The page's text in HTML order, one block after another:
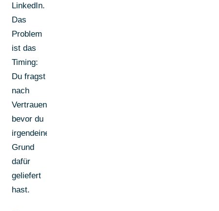
LinkedIn.
Das
Problem
ist das
Timing:
Du fragst
nach
Vertrauen,
bevor du
irgendeinen
Grund
dafür
geliefert
hast.